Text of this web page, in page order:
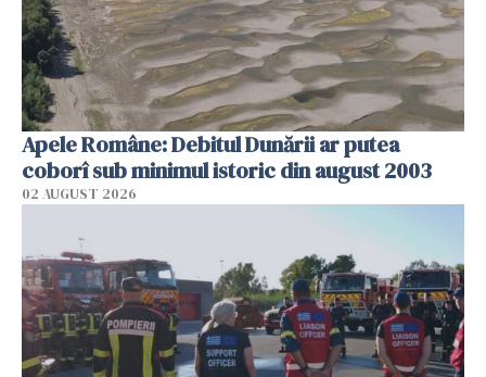
Apele Române: Debitul Dunării ar putea
coborî sub minimul istoric din august 2003
02 AUGUST 2026